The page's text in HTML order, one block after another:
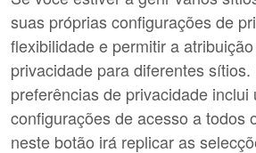
suas próprias configurações de
flexibilidade e permitir a
privacidade para diferentes
preferências de privacidade
configurações de acesso a todos
neste botão irá replicar as